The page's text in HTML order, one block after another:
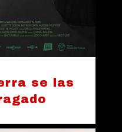
se las